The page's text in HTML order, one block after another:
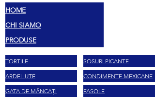
HOME
CHI SIAMO
PRODUSE
TORTILE
ARDEI IUTE
GATA DE MÂNCAȚI
SOSURI PICANTE
CONDIMENTE MEXICANE
FASOLE